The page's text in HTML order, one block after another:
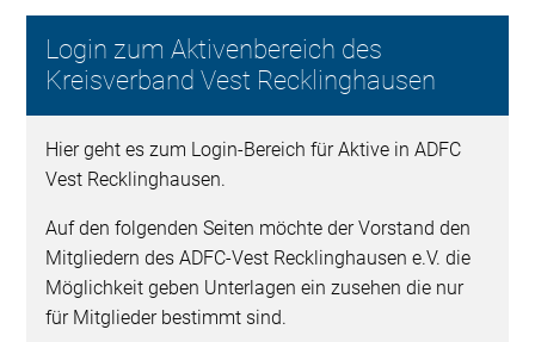
Login zum Aktivenbereich des
Kreisverband Vest Recklinghausen
Hier geht es zum Login-Bereich für Aktive in ADFC
Vest Recklinghausen.
Auf den folgenden Seiten möchte der Vorstand den
Mitgliedern des ADFC-Vest Recklinghausen e.V. die
Möglichkeit geben Unterlagen ein zusehen die nur
für Mitglieder bestimmt sind.